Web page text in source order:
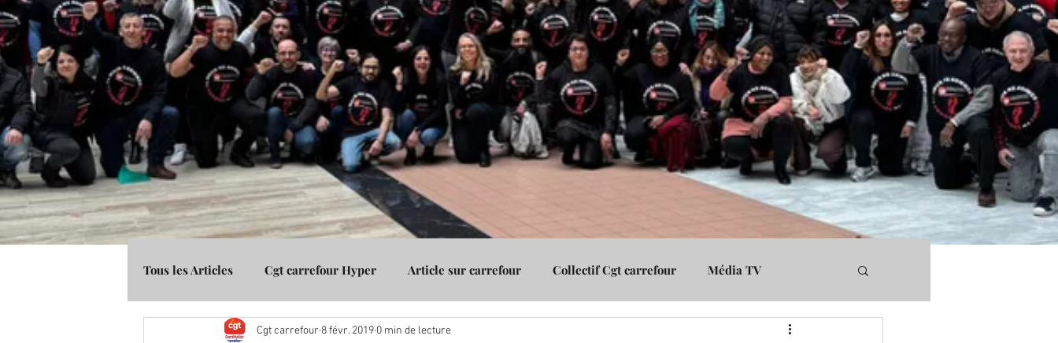
Tous les Articles Cgt carrefour Hyper Article sur carrefour Collectif Cgt carrefour Média TV
Média Presse Cgt Banque Assurance Cgt carrefour Vénissieux Médiapart
Cgt carrefour 8 févr. 2019 0 min de lecture